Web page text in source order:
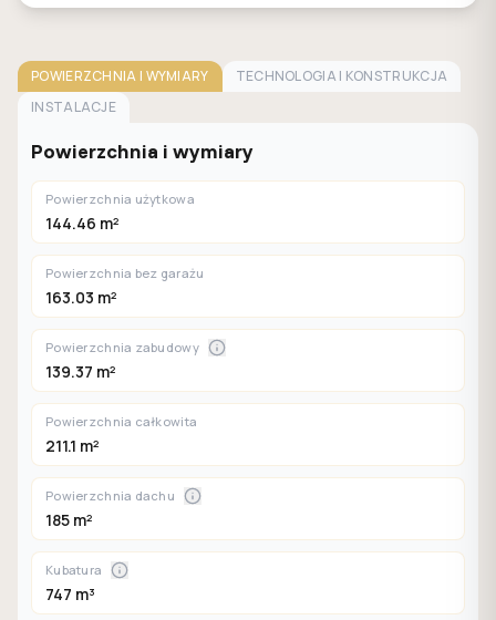
POWIERZCHNIA I WYMIARY
TECHNOLOGIA I KONSTRUKCJA
INSTALACJE
Powierzchnia i wymiary
Powierzchnia użytkowa
144.46 m²
Powierzchnia bez garażu
163.03 m²
Powierzchnia zabudowy
139.37 m²
Powierzchnia całkowita
211.1 m²
Powierzchnia dachu
185 m²
Kubatura
747 m³